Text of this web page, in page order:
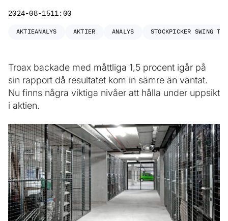
2024-08-1511:00
AKTIEANALYS AKTIER ANALYS STOCKPICKER SWING
Troax backade med måttliga 1,5 procent igår på
sin rapport då resultatet kom in sämre än väntat.
Nu finns några viktiga nivåer att hålla under uppsikt
i aktien.